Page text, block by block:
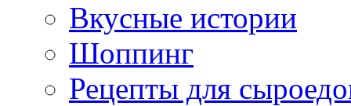
Вкусные истории
Шоппинг
Рецепты для